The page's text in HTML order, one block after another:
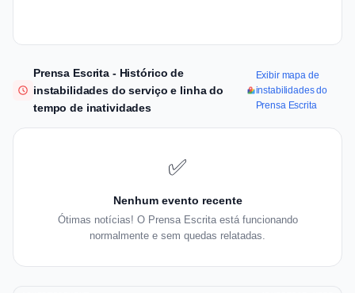
Prensa Escrita - Histórico de
instabilidades do serviço e linha do
tempo de inatividades
Exibir mapa de
instabilidades do
Prensa Escrita
✅
Nenhum evento recente
Ótimas notícias! O Prensa Escrita está funcionando
normalmente e sem quedas relatadas.